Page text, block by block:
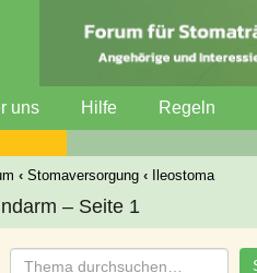
uns Hilfe Regeln
‹ Stomaversorgung ‹ Ileostoma
– Seite 1